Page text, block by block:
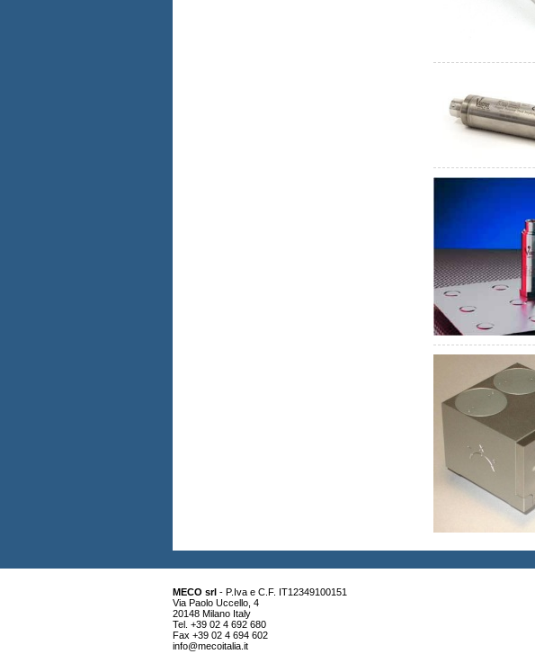
MECO srl - P.Iva e C.F. IT12349100151
Via Paolo Uccello, 4
20148 Milano Italy
Tel. +39 02 4 692 680
Fax +39 02 4 694 602
info@mecoitalia.it